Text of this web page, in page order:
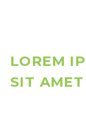
LOREM
SIT AMET